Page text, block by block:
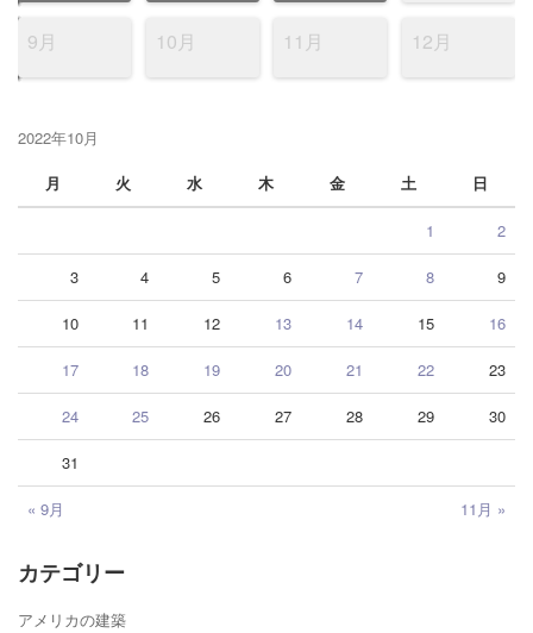
9月 10月 11月 12月
2022年10月
月
火 水 木 金 土 日
« 9月 11月 »
1 2
3 4 5 6 7 8 9
10 11 12 13 14 15 16
17 18 19 20 21 22 23
24 25 26 27 28 29 30
31
カテゴリー
アメリカの建築